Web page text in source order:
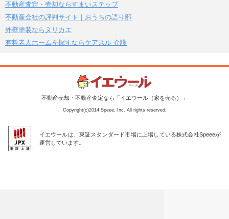
不動産査定・売却ならすまいステップ
不動産会社の評判サイト｜おうちの語り部
外壁塗装ならヌリカエ
有料老人ホームを探すならケアスル 介護
不動産売却・不動産査定なら「イエウール（家を売る）」
Copyright(c)2014 Speee, Inc. All rights reserved.
イエウールは、東証スタンダード市場に上場している株式会社Speeeが
運営しています。